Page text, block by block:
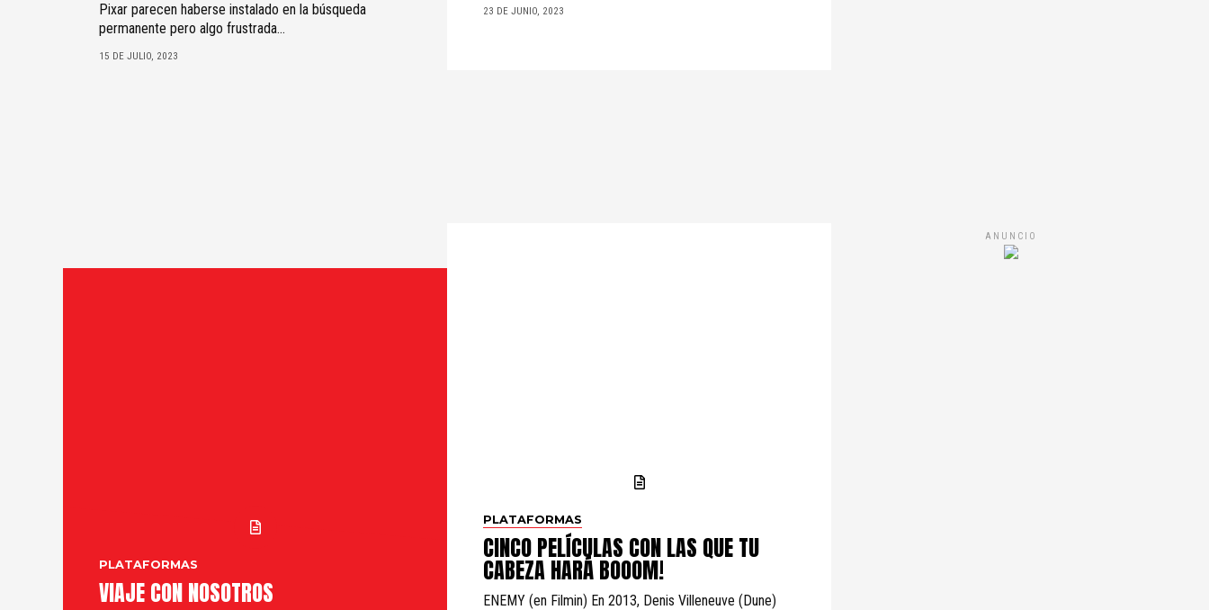
Pixar parecen haberse instalado en la búsqueda
permanente pero algo frustrada...
15 DE JULIO, 2023
23 DE JUNIO, 2023
PLATAFORMAS
VIAJE CON NOSOTROS
PLATAFORMAS
CINCO PELÍCULAS CON LAS QUE TU
CABEZA HARÁ BOOOM!
ENEMY (en Filmin) En 2013, Denis Villeneuve (Dune)
ANUNCIO